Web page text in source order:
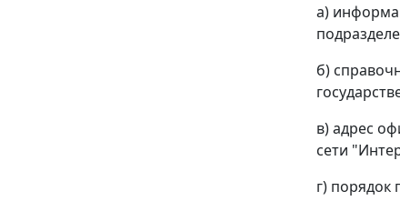
а)
б)
в) адрес
сети
г) порядок